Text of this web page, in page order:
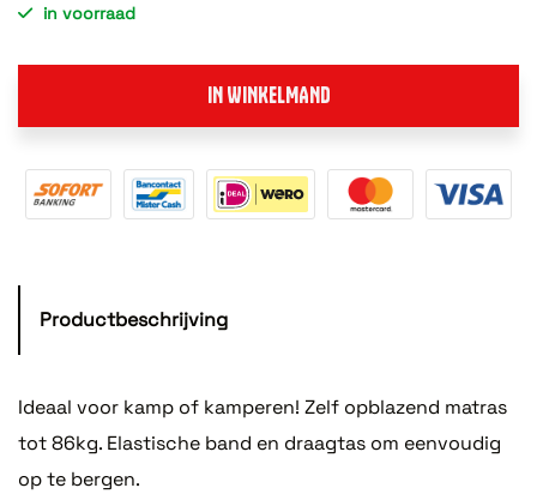
in voorraad
IN WINKELMAND
Productbeschrijving
Ideaal voor kamp of kamperen! Zelf opblazend matras
tot 86kg. Elastische band en draagtas om eenvoudig
op te bergen.